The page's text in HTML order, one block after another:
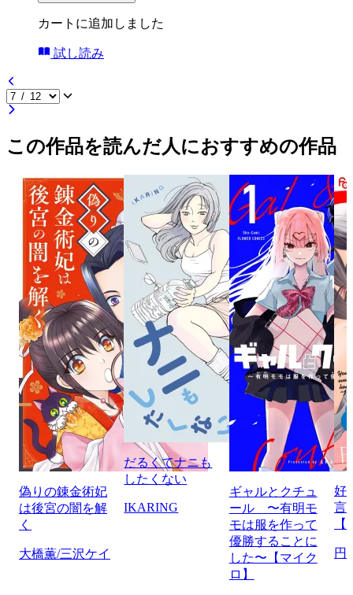
カートに追加しました
試し読み
この作品を読んだ人におすすめの作品
偽りの錬金術妃
は後宮の闇を解
く
大橋薫/三沢ケイ
だるくてナニも
したくない
IKARING
ギャルとクチュ
ール 〜有明モ
モは服を作って
優勝することに
した〜【マイク
ロ】
好
言
円